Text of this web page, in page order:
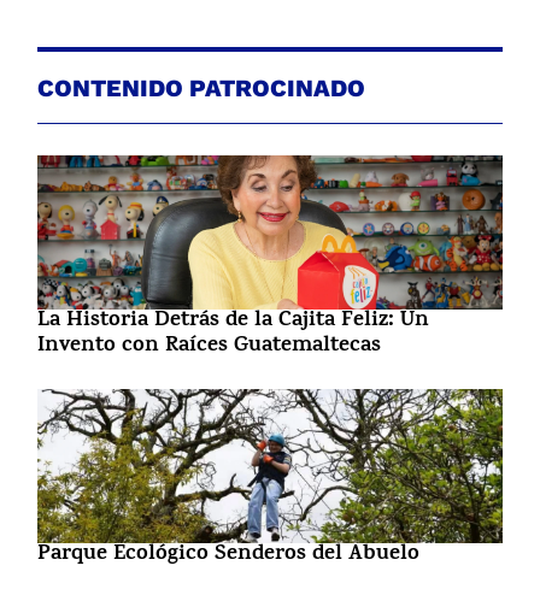
CONTENIDO PATROCINADO
La Historia Detrás de la Cajita Feliz: Un
Invento con Raíces Guatemaltecas
Parque Ecológico Senderos del Abuelo